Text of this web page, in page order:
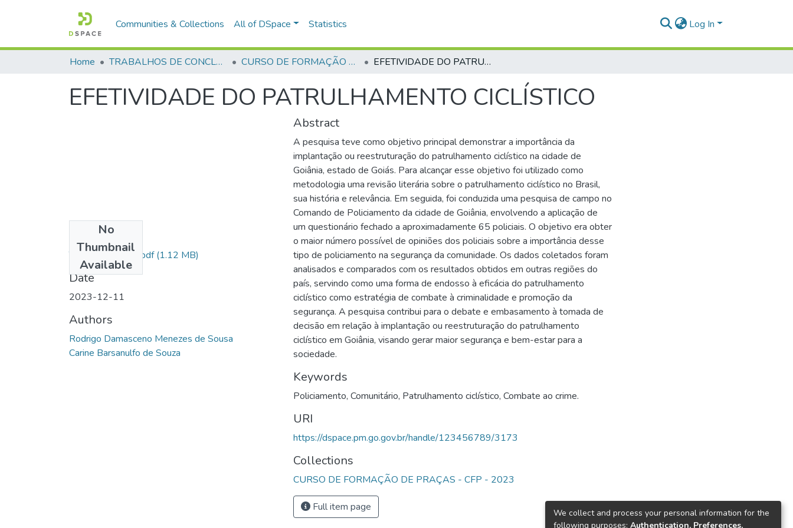
Communities & Collections All of DSpace Statistics Log In
Home TRABALHOS DE CONCLUSÃO DE CURSO - CFP (CURSO DE FORMAÇÃO DE PRAÇAS) CURSO DE FORMAÇÃO DE PRAÇAS - CFP - 2023 EFETIVIDADE DO PATRULHAMENTO CICLÍSTICO
EFETIVIDADE DO PATRULHAMENTO CICLÍSTICO
No
Thumbnail
Available
Tcc revisado final.pdf(1.12 MB)
Date
2023-12-11
Authors
Rodrigo Damasceno Menezes de Sousa
Carine Barsanulfo de Souza
Abstract
A pesquisa teve como objetivo principal demonstrar a importância da
implantação ou reestruturação do patrulhamento ciclístico na cidade de
Goiânia, estado de Goiás. Para alcançar esse objetivo foi utilizado como
metodologia uma revisão literária sobre o patrulhamento ciclístico no Brasil,
sua história e relevância. Em seguida, foi conduzida uma pesquisa de campo no
Comando de Policiamento da cidade de Goiânia, envolvendo a aplicação de
um questionário fechado a aproximadamente 65 policiais. O objetivo era obter
o maior número possível de opiniões dos policiais sobre a importância desse
tipo de policiamento na segurança da comunidade. Os dados coletados foram
analisados e comparados com os resultados obtidos em outras regiões do
país, servindo como uma forma de endosso à eficácia do patrulhamento
ciclístico como estratégia de combate à criminalidade e promoção da
segurança. A pesquisa contribui para o debate e embasamento à tomada de
decisão em relação à implantação ou reestruturação do patrulhamento
ciclístico em Goiânia, visando gerar maior segurança e bem-estar para a
sociedade.
Keywords
Policiamento, Comunitário, Patrulhamento ciclístico, Combate ao crime.
URI
https://dspace.pm.go.gov.br/handle/123456789/3173
Collections
CURSO DE FORMAÇÃO DE PRAÇAS - CFP - 2023
Full item page
We collect and process your personal information for the
following purposes: Authentication, Preferences,